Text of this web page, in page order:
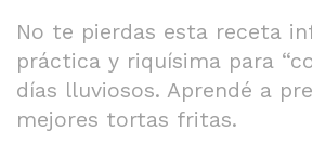
No te pierdas esta receta
práctica y riquísima para
días lluviosos. Aprendé a
mejores tortas fritas.